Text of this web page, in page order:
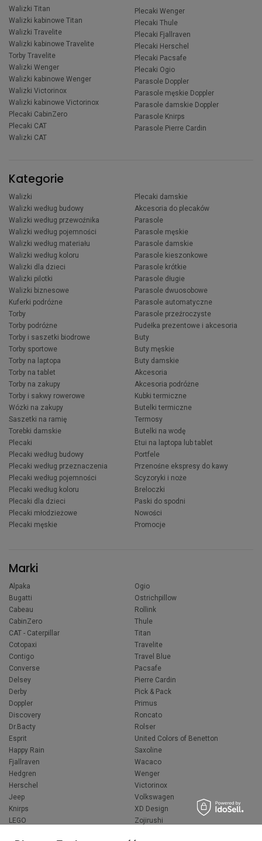
Walizki Titan
Walizki kabinowe Titan
Walizki Travelite
Walizki kabinowe Travelite
Torby Travelite
Walizki Wenger
Walizki kabinowe Wenger
Walizki Victorinox
Walizki kabinowe Victorinox
Plecaki CabinZero
Plecaki CAT
Walizki CAT
Plecaki Wenger
Plecaki Thule
Plecaki Fjallraven
Plecaki Herschel
Plecaki Pacsafe
Plecaki Ogio
Parasole Doppler
Parasole męskie Doppler
Parasole damskie Doppler
Parasole Knirps
Parasole Pierre Cardin
Kategorie
Walizki
Walizki według budowy
Walizki według przewoźnika
Walizki według pojemności
Walizki według materiału
Walizki według koloru
Walizki dla dzieci
Walizki pilotki
Walizki biznesowe
Kuferki podróżne
Torby
Torby podróżne
Torby i saszetki biodrowe
Torby sportowe
Torby na laptopa
Torby na tablet
Torby na zakupy
Torby i sakwy rowerowe
Wózki na zakupy
Saszetki na ramię
Torebki damskie
Plecaki
Plecaki według budowy
Plecaki według przeznaczenia
Plecaki według pojemności
Plecaki według koloru
Plecaki dla dzieci
Plecaki młodzieżowe
Plecaki męskie
Plecaki damskie
Akcesoria do plecaków
Parasole
Parasole męskie
Parasole damskie
Parasole kieszonkowe
Parasole krótkie
Parasole długie
Parasole dwuosobowe
Parasole automatyczne
Parasole przeźroczyste
Pudełka prezentowe i akcesoria
Buty
Buty męskie
Buty damskie
Akcesoria
Akcesoria podróżne
Kubki termiczne
Butelki termiczne
Termosy
Butelki na wodę
Etui na laptopa lub tablet
Portfele
Przenośne ekspresy do kawy
Scyzoryki i noże
Breloczki
Paski do spodni
Nowości
Promocje
Marki
Alpaka
Bugatti
Cabeau
CabinZero
CAT - Caterpillar
Cotopaxi
Contigo
Converse
Delsey
Derby
Doppler
Discovery
Dr.Bacty
Esprit
Happy Rain
Fjallraven
Hedgren
Herschel
Jeep
Knirps
LEGO
Ogio
Ostrichpillow
Rollink
Thule
Titan
Travelite
Travel Blue
Pacsafe
Pierre Cardin
Pick & Pack
Primus
Roncato
Rolser
United Colors of Benetton
Saxoline
Wacaco
Wenger
Victorinox
Volkswagen
XD Design
Zojirushi